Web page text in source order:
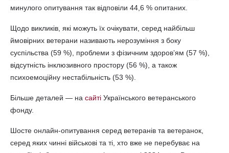
минулого опитування так відповіли 44,6 % опитаних.
Щодо викликів, які можуть їх очікувати, серед найбільш
ймовірних ветерани називають нерозуміння з боку
суспільства (59 %), проблеми з фізичним здоровʼям (57 %),
відсутність інклюзивного простору (56 %), а також
психоемоційну нестабільність (53 %).
Більше деталей — на сайті Українського ветеранського
фонду.
Шосте онлайн-опитування серед ветеранів та ветеранок,
серед яких чинні військові та ті, хто вже не перебуває на